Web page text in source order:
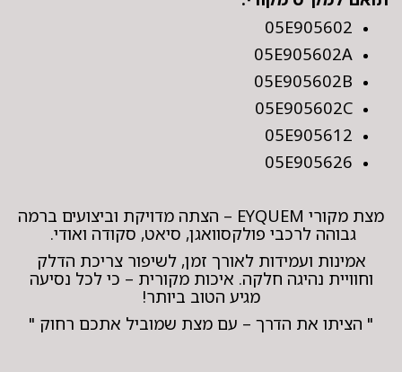
05E905602
05E905602A
05E905602B
05E905602C
05E905612
05E905626
מצת מקורי EYQUEM – הצתה מדויקת וביצועים ברמה
גבוהה לרכבי פולקסוואגן, סיאט, סקודה ואודי.
אמינות ועמידות לאורך זמן, לשיפור צריכת הדלק
וחוויית נהיגה חלקה. איכות מקורית – כי לכל נסיעה
מגיע הטוב ביותר!
" הציתו את הדרך – עם מצת שמוביל אתכם רחוק "